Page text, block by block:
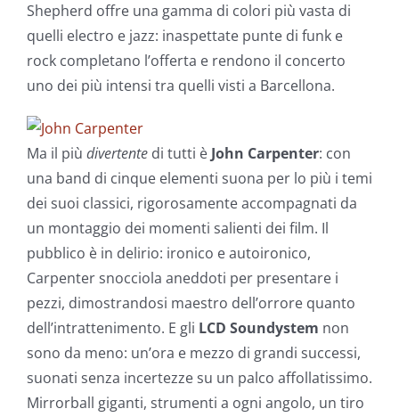
Shepherd offre una gamma di colori più vasta di
quelli electro e jazz: inaspettate punte di funk e
rock completano l’offerta e rendono il concerto
uno dei più intensi tra quelli visti a Barcellona.
Ma il più divertente di tutti è John Carpenter: con
una band di cinque elementi suona per lo più i temi
dei suoi classici, rigorosamente accompagnati da
un montaggio dei momenti salienti dei film. Il
pubblico è in delirio: ironico e autoironico,
Carpenter snocciola aneddoti per presentare i
pezzi, dimostrandosi maestro dell’orrore quanto
dell’intrattenimento. E gli LCD Soundystem non
sono da meno: un’ora e mezzo di grandi successi,
suonati senza incertezze su un palco affollatissimo.
Mirrorball giganti, strumenti a ogni angolo, un tiro